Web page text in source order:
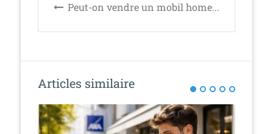
i
t
o
n
Peut-on vendre un mobil home...
Articles similaire